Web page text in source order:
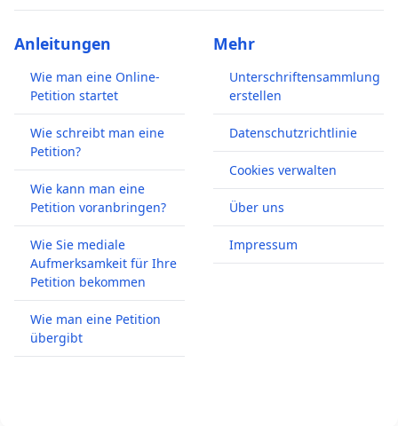
Anleitungen
Wie man eine Online-
Petition startet
Wie schreibt man eine
Petition?
Wie kann man eine
Petition voranbringen?
Wie Sie mediale
Aufmerksamkeit für Ihre
Petition bekommen
Wie man eine Petition
übergibt
Mehr
Unterschriftensammlung
erstellen
Datenschutzrichtlinie
Cookies verwalten
Über uns
Impressum